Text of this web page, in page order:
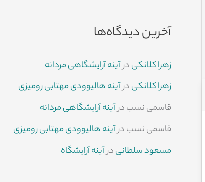
آخرین دیدگاه‌ها
زهرا کلانکیدرآینه آرایشگاهی مردانه
زهرا کلانکیدرآینه هالیوودی مهتابی رومیزی
قاسمی نسبدرآینه آرایشگاهی مردانه
قاسمی نسبدرآینه هالیوودی مهتابی رومیزی
مسعود سلطانیدرآینه آرایشگاه